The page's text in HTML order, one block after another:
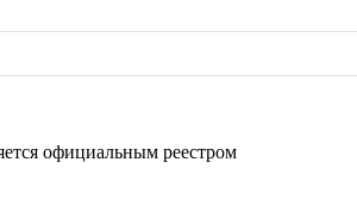
официальным реестром